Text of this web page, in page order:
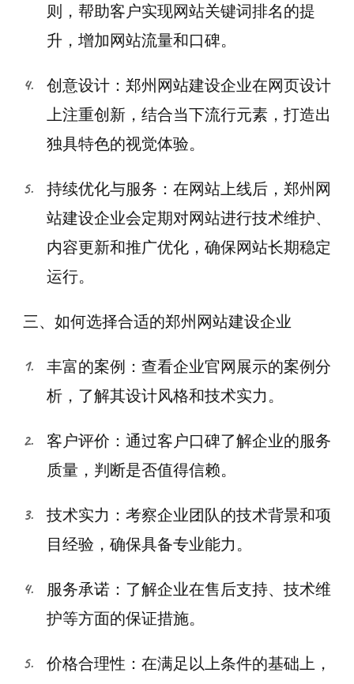
则，帮助客户实现网站关键词排名的提
升，增加网站流量和口碑。
创意设计：郑州网站建设企业在网页设计
上注重创新，结合当下流行元素，打造出
独具特色的视觉体验。
持续优化与服务：在网站上线后，郑州网
站建设企业会定期对网站进行技术维护、
内容更新和推广优化，确保网站长期稳定
运行。
三、如何选择合适的郑州网站建设企业
丰富的案例：查看企业官网展示的案例分
析，了解其设计风格和技术实力。
客户评价：通过客户口碑了解企业的服务
质量，判断是否值得信赖。
技术实力：考察企业团队的技术背景和项
目经验，确保具备专业能力。
服务承诺：了解企业在售后支持、技术维
护等方面的保证措施。
价格合理性：在满足以上条件的基础上，